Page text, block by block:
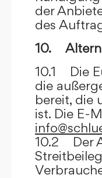
der
des
10.
10.1 Die
die
bereit, die
ist. Die E-
10.2 Der